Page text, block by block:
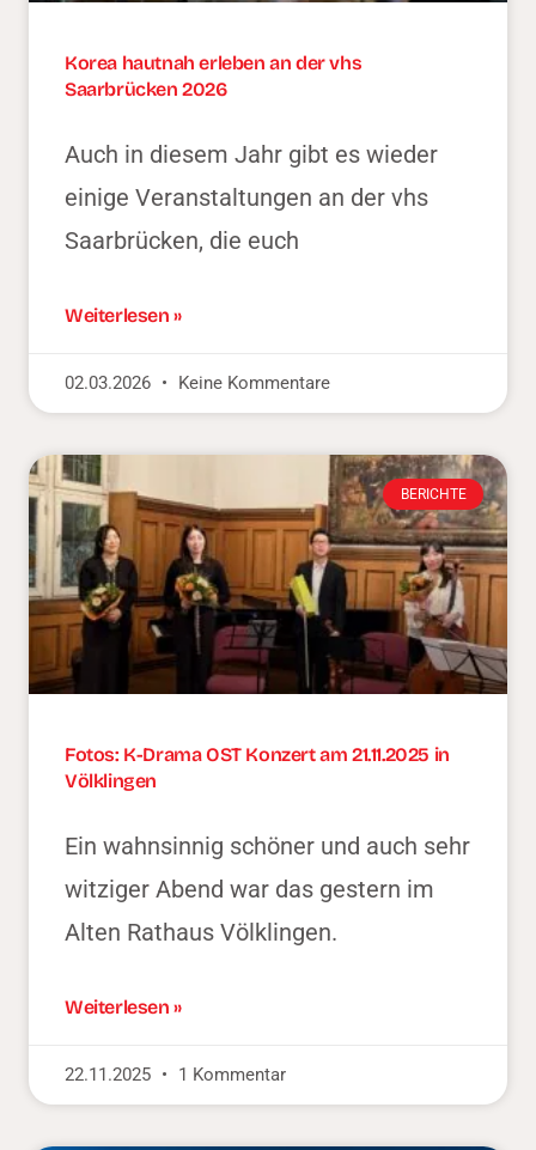
Korea hautnah erleben an der vhs
Saarbrücken 2026
Auch in diesem Jahr gibt es wieder
einige Veranstaltungen an der vhs
Saarbrücken, die euch
Weiterlesen »
02.03.2026 Keine Kommentare
BERICHTE
Fotos: K-Drama OST Konzert am 21.11.2025 in
Völklingen
Ein wahnsinnig schöner und auch sehr
witziger Abend war das gestern im
Alten Rathaus Völklingen.
Weiterlesen »
22.11.2025 1 Kommentar